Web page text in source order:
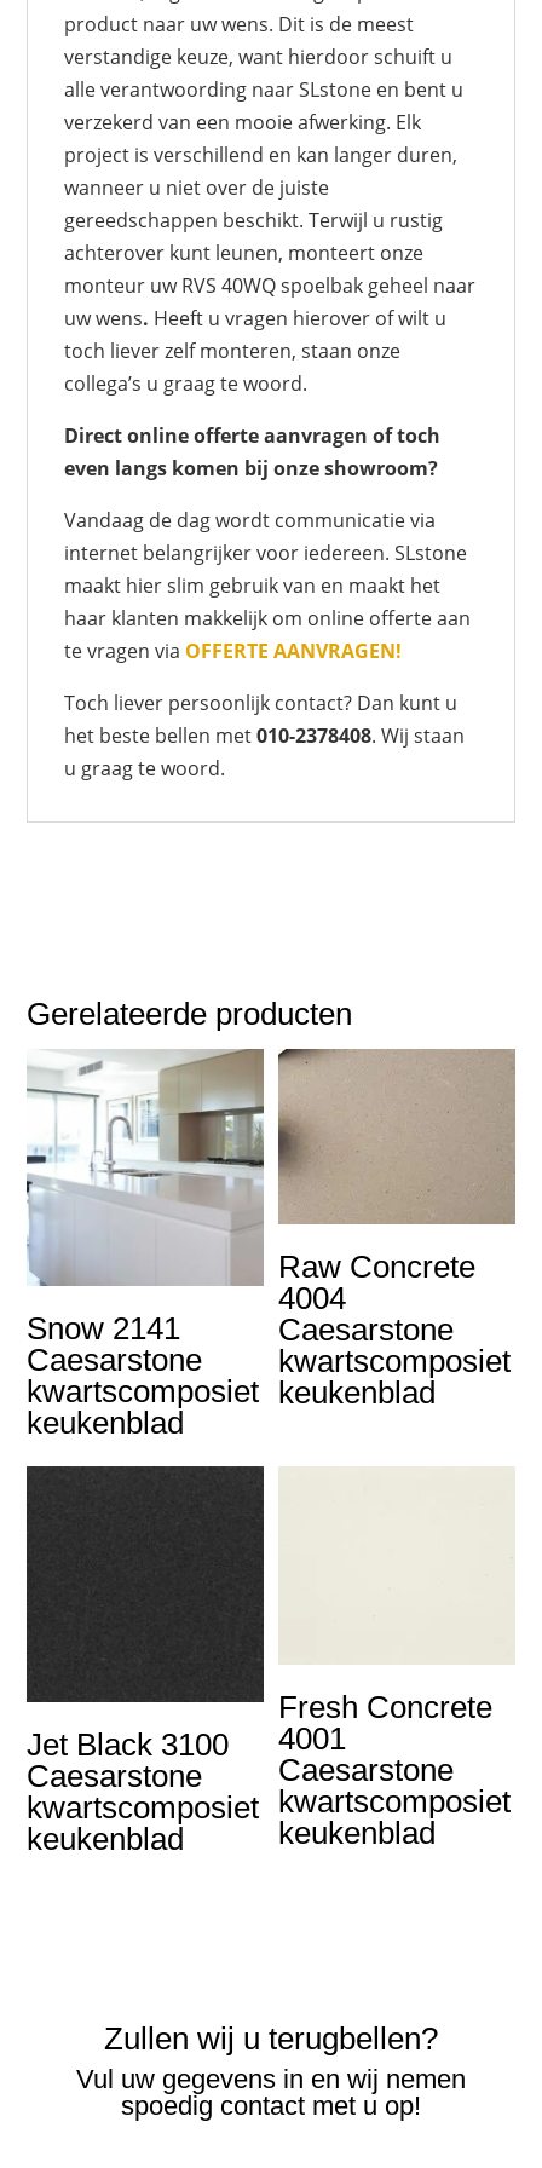
product naar uw wens. Dit is de meest
verstandige keuze, want hierdoor schuift u
alle verantwoording naar SLstone en bent u
verzekerd van een mooie afwerking. Elk
project is verschillend en kan langer duren,
wanneer u niet over de juiste
gereedschappen beschikt. Terwijl u rustig
achterover kunt leunen, monteert onze
monteur uw RVS 40WQ spoelbak geheel naar
uw wens. Heeft u vragen hierover of wilt u
toch liever zelf monteren, staan onze
collega’s u graag te woord.
Direct online offerte aanvragen of toch
even langs komen bij onze showroom?
Vandaag de dag wordt communicatie via
internet belangrijker voor iedereen. SLstone
maakt hier slim gebruik van en maakt het
haar klanten makkelijk om online offerte aan
te vragen via OFFERTE AANVRAGEN!
Toch liever persoonlijk contact? Dan kunt u
het beste bellen met010-2378408. Wij staan
u graag te woord.
Gerelateerde producten
Snow 2141
Caesarstone
kwartscomposiet
keukenblad
Raw Concrete
4004
Caesarstone
kwartscomposiet
keukenblad
Jet Black 3100
Caesarstone
kwartscomposiet
keukenblad
Fresh Concrete
4001
Caesarstone
kwartscomposiet
keukenblad
Zullen wij u terugbellen?
Vul uw gegevens in en wij nemen
spoedig contact met u op!